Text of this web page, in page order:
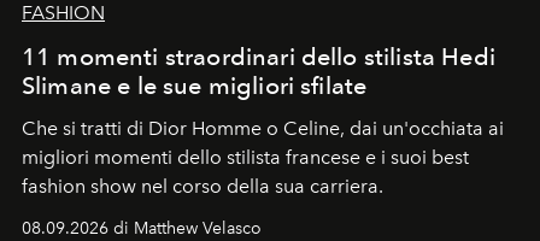
FASHION
11 momenti straordinari dello stilista Hedi
Slimane e le sue migliori sfilate
Che si tratti di Dior Homme o Celine, dai un'occhiata ai
migliori momenti dello stilista francese e i suoi best
fashion show nel corso della sua carriera.
08.09.2026 di Matthew Velasco